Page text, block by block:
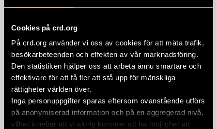
Cookies på crd.org
På crd.org använder vi oss av cookies för att mäta trafik,
besökarbeteenden och effekten av vår marknadsföring.
Den statistiken hjälper oss att arbeta ännu smartare och
effektivare för att få fler att stå upp för mänskliga
rättigheter världen över.
Inga personuppgifter sparas eftersom ovanstående utförs
på anonymiserad information och på en aggregerad nivå,
vilket innebär att vi aldrig kommer att ha möjlighet att